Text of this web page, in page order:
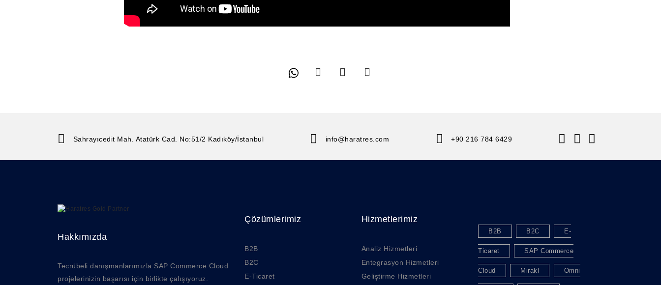
Sahrayıcedit Mah. Atatürk Cad. No:51/2 Kadıköy/İstanbul info@haratres.com +90 216 784 6429
Hakkımızda
Tecrübeli danışmanlarımızla SAP Commerce Cloud
projelerinizin başarısı için birlikte çalışıyoruz.
Çözümlerimiz
B2B
B2C
E-Ticaret
Hizmetlerimiz
Analiz Hizmetleri
Entegrasyon Hizmetleri
Geliştirme Hizmetleri
B2B B2C E-
Ticaret SAP Commerce
Cloud Mirakl Omni